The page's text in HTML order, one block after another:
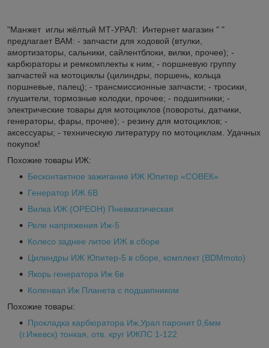
"Манжет иглы жёлтый МТ-УРАЛ: Интернет магазин " "
предлагает ВАМ: - запчасти для ходовой (втулки,
амортизаторы, сальники, сайлентблоки, вилки, прочее); -
карбюраторы и ремкомплекты к ним; - поршневую группу
запчастей на мотоциклы (цилиндры, поршень, кольца
поршневые, палец); - трансмиссионные запчасти; - тросики,
глушители, тормозные колодки, прочее; - подшипники; -
электрические товары для мотоциклов (повороты, датчики,
генераторы, фары, прочее); - резину для мотоциклов; -
аксессуары; - техническую литературу по мотоциклам. Удачных
покупок!
Похожие товары ИЖ:
Бесконтактное зажигание ИЖ Юпитер «СОВЕК»
Генератор ИЖ 6В
Вилка ИЖ (ОРЕОН) Пневматическая
Реле напряжения Иж-5
Колесо заднее литое ИЖ в сборе
Цилиндры ИЖ Юпитер-5 в сборе, комплект (BDMmoto)
Якорь генератора Иж 6в
Коленвал Иж Планета с подшипником
Похожие товары:
Прокладка карбюратора Иж,Урал паронит 0,6мм
(г.Ижевск) тонкая, отв. круг ИЖПС 1-122